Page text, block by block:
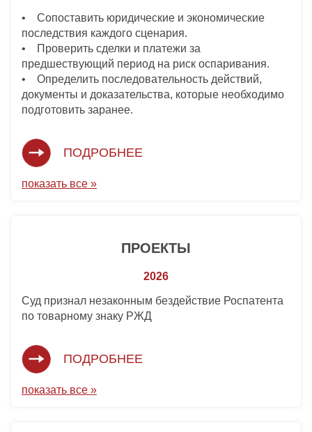
• Сопоставить юридические и экономические
последствия каждого сценария.
• Проверить сделки и платежи за
предшествующий период на риск оспаривания.
• Определить последовательность действий,
документы и доказательства, которые необходимо
подготовить заранее.
ПОДРОБНЕЕ
показать все »
ПРОЕКТЫ
2026
Суд признал незаконным бездействие Роспатента
по товарному знаку РЖД
ПОДРОБНЕЕ
показать все »